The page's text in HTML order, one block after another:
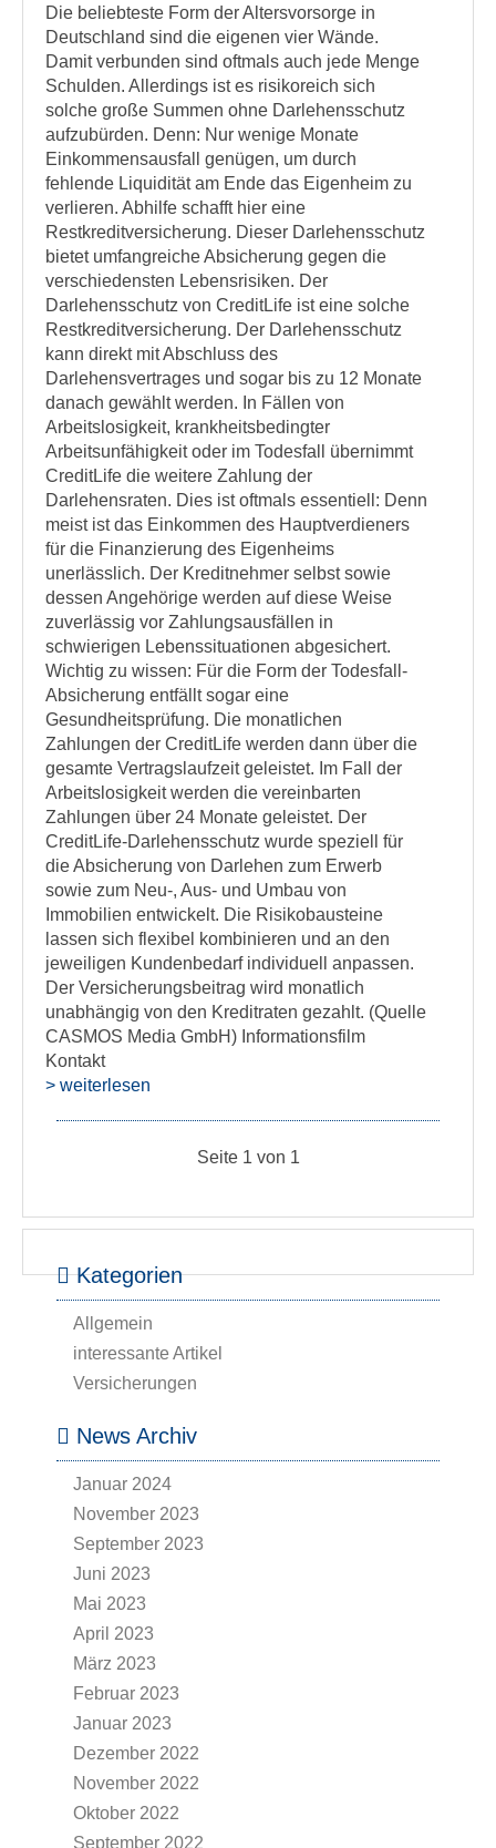
Die beliebteste Form der Altersvorsorge in
Deutschland sind die eigenen vier Wände.
Damit verbunden sind oftmals auch jede Menge
Schulden. Allerdings ist es risikoreich sich
solche große Summen ohne Darlehensschutz
aufzubürden. Denn: Nur wenige Monate
Einkommensausfall genügen, um durch
fehlende Liquidität am Ende das Eigenheim zu
verlieren. Abhilfe schafft hier eine
Restkreditversicherung. Dieser Darlehensschutz
bietet umfangreiche Absicherung gegen die
verschiedensten Lebensrisiken. Der
Darlehensschutz von CreditLife ist eine solche
Restkreditversicherung. Der Darlehensschutz
kann direkt mit Abschluss des
Darlehensvertrages und sogar bis zu 12 Monate
danach gewählt werden. In Fällen von
Arbeitslosigkeit, krankheitsbedingter
Arbeitsunfähigkeit oder im Todesfall übernimmt
CreditLife die weitere Zahlung der
Darlehensraten. Dies ist oftmals essentiell: Denn
meist ist das Einkommen des Hauptverdieners
für die Finanzierung des Eigenheims
unerlässlich. Der Kreditnehmer selbst sowie
dessen Angehörige werden auf diese Weise
zuverlässig vor Zahlungsausfällen in
schwierigen Lebenssituationen abgesichert.
Wichtig zu wissen: Für die Form der Todesfall-
Absicherung entfällt sogar eine
Gesundheitsprüfung. Die monatlichen
Zahlungen der CreditLife werden dann über die
gesamte Vertragslaufzeit geleistet. Im Fall der
Arbeitslosigkeit werden die vereinbarten
Zahlungen über 24 Monate geleistet. Der
CreditLife-Darlehensschutz wurde speziell für
die Absicherung von Darlehen zum Erwerb
sowie zum Neu-, Aus- und Umbau von
Immobilien entwickelt. Die Risikobausteine
lassen sich flexibel kombinieren und an den
jeweiligen Kundenbedarf individuell anpassen.
Der Versicherungsbeitrag wird monatlich
unabhängig von den Kreditraten gezahlt. (Quelle
CASMOS Media GmbH) Informationsfilm
Kontakt
> weiterlesen
Seite 1 von 1
Kategorien
Allgemein
interessante Artikel
Versicherungen
News Archiv
Januar 2024
November 2023
September 2023
Juni 2023
Mai 2023
April 2023
März 2023
Februar 2023
Januar 2023
Dezember 2022
November 2022
Oktober 2022
September 2022